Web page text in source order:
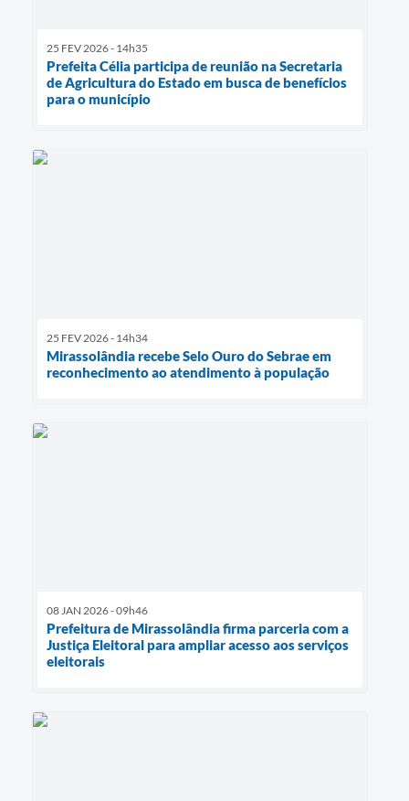
25 FEV 2026 - 14h35
Prefeita Célia participa de reunião na Secretaria
de Agricultura do Estado em busca de benefícios
para o município
25 FEV 2026 - 14h34
Mirassolândia recebe Selo Ouro do Sebrae em
reconhecimento ao atendimento à população
08 JAN 2026 - 09h46
Prefeitura de Mirassolândia firma parceria com a
Justiça Eleitoral para ampliar acesso aos serviços
eleitorais